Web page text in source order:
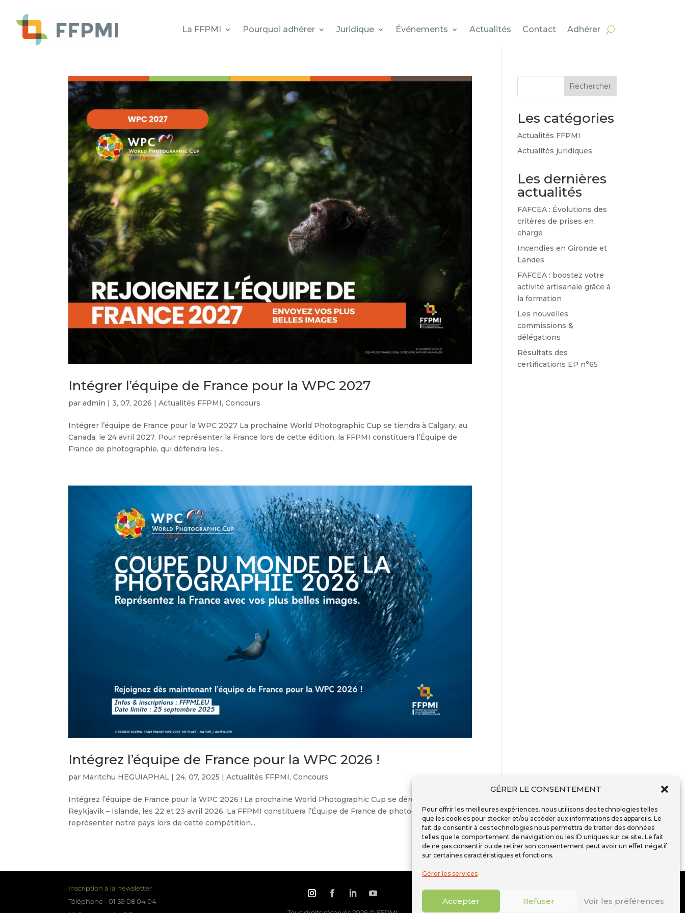
GÉRER LE CONSENTEMENT
Pour offrir les meilleures expériences, nous utilisons des technologies telles
que les cookies pour stocker et/ou accéder aux informations des appareils. Le
fait de consentir à ces technologies nous permettra de traiter des données
telles que le comportement de navigation ou les ID uniques sur ce site. Le fait
de ne pas consentir ou de retirer son consentement peut avoir un effet négatif
sur certaines caractéristiques et fonctions.
Gérer les services
Accepter Refuser Voir les préférences
La FFPMI Pourquoi adhérer Juridique Événements Actualités Contact Adhérer
Intégrer l’équipe de France pour la WPC 2027
paradmin |3, 07, 2026 |Actualités FFPMI,Concours
Intégrer l’équipe de France pour la WPC 2027 La prochaine World Photographic Cup se tiendra à Calgary, au
Canada, le 24 avril 2027. Pour représenter la France lors de cette édition, la FFPMI constituera l’Équipe de
France de photographie, qui défendra les...
Intégrez l’équipe de France pour la WPC 2026 !
par Maritchu HEGUIAPHAL | 24, 07, 2025 |Actualités FFPMI,Concours
Intégrez l’équipe de France pour la WPC 2026 ! La prochaine World Photographic Cup se déroulera à
Reykjavik – Islande, les 22 et 23 avril 2026. La FFPMI constituera l’Équipe de France de photographie pour
représenter notre pays lors de cette compétition...
Rechercher
Les catégories
Actualités FFPMI
Actualités juridiques
Les dernières
actualités
FAFCEA : Évolutions des
critères de prises en
charge
Incendies en Gironde et
Landes
FAFCEA : boostez votre
activité artisanale grâce à
la formation
Les nouvelles
commissions &
délégations
Résultats des
certifications EP n°65
Inscription à la newsletter
Téléphone - 01 59 08 04 04
Politique de cookies